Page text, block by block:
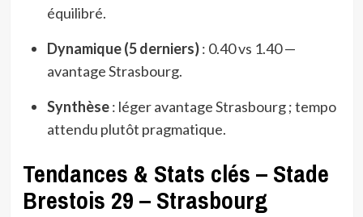
équilibré.
Dynamique (5 derniers): 0.40 vs 1.40 —
avantage Strasbourg.
Synthèse: léger avantage Strasbourg ; tempo
attendu plutôt pragmatique.
Tendances & Stats clés – Stade
Brestois 29 – Strasbourg